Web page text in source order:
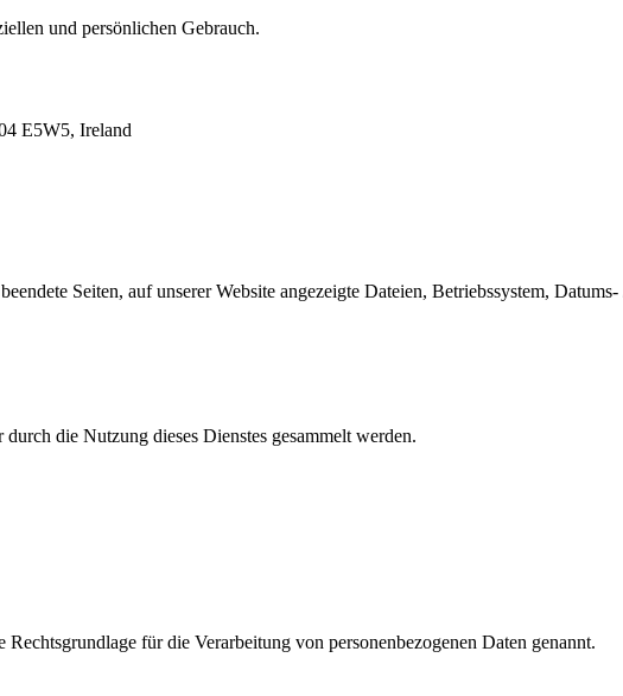
und persönlichen Gebrauch.
E5W5, Ireland
Seiten, auf unserer Website angezeigte Dateien, Betriebssystem,
die Nutzung dieses Dienstes gesammelt werden.
für die Verarbeitung von personenbezogenen Daten genannt.